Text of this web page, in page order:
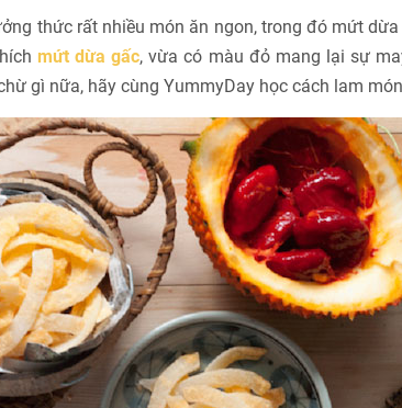
thức rất nhiều món ăn ngon, trong đó mứt
mứt dừa gấc, vừa có màu đỏ mang lại sự
gì nữa, hãy cùng YummyDay học cách lam